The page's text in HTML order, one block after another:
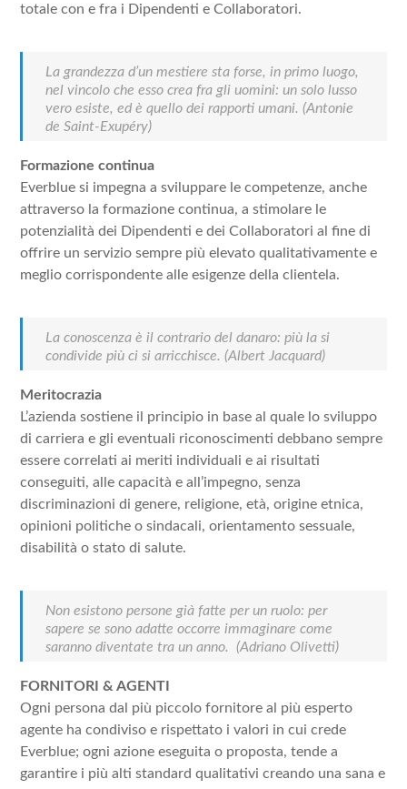
totale con e fra i Dipendenti e Collaboratori.
La grandezza d’un mestiere sta forse, in primo luogo,
nel vincolo che esso crea fra gli uomini: un solo lusso
vero esiste, ed è quello dei rapporti umani. (Antonie
de Saint-Exupéry)
Formazione continua
Everblue si impegna a sviluppare le competenze, anche
attraverso la formazione continua, a stimolare le
potenzialità dei Dipendenti e dei Collaboratori al fine di
offrire un servizio sempre più elevato qualitativamente e
meglio corrispondente alle esigenze della clientela.
La conoscenza è il contrario del danaro: più la si
condivide più ci si arricchisce. (Albert Jacquard)
Meritocrazia
L’azienda sostiene il principio in base al quale lo sviluppo
di carriera e gli eventuali riconoscimenti debbano sempre
essere correlati ai meriti individuali e ai risultati
conseguiti, alle capacità e all’impegno, senza
discriminazioni di genere, religione, età, origine etnica,
opinioni politiche o sindacali, orientamento sessuale,
disabilità o stato di salute.
Non esistono persone già fatte per un ruolo: per
sapere se sono adatte occorre immaginare come
saranno diventate tra un anno.
(Adriano Olivetti)
FORNITORI & AGENTI
Ogni persona dal più piccolo fornitore al più esperto
agente ha condiviso e rispettato i valori in cui crede
Everblue; ogni azione eseguita o proposta, tende a
garantire i più alti standard qualitativi creando una sana e